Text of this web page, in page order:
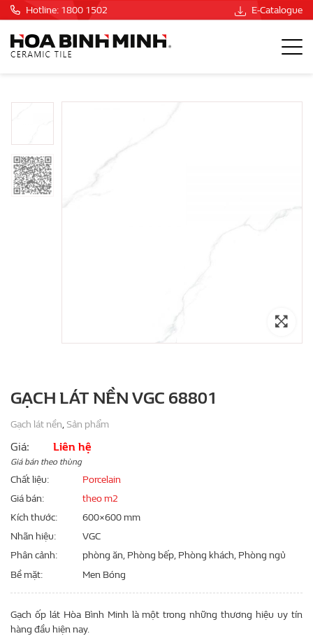
Hotline: 1800 1502 E-Catalogue
GẠCH LÁT NỀN VGC 68801
Gạch lát nền, Sản phẩm
Giá: Liên hệ
Giá bán theo thùng
Chất liệu
Porcelain
Giá bán
theo m2
Kích thước
600×600 mm
Nhãn hiệu
VGC
Phân cảnh
phòng ăn, Phòng bếp, Phòng khách, Phòng ngủ
Bề mặt
Men Bóng
Gạch ốp lát Hòa Bình Minh là một trong những thương hiệu uy tín
hàng đầu hiện nay.